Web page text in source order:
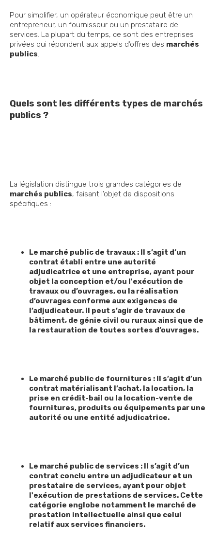
Pour simplifier, un opérateur économique peut être un
entrepreneur, un fournisseur ou un prestataire de
services. La plupart du temps, ce sont des entreprises
privées qui répondent aux appels d’offres des marchés
publics.
Quels sont les différents types de marchés
publics ?
La législation distingue trois grandes catégories de
marchés publics, faisant l’objet de dispositions
spécifiques :
Le marché public de travaux : Il s’agit d’un
contrat établi entre une autorité
adjudicatrice et une entreprise, ayant pour
objet la conception et/ou l'exécution de
travaux ou d’ouvrages, ou la réalisation
d’ouvrages conforme aux exigences de
l’adjudicateur. Il peut s’agir de travaux de
bâtiment, de génie civil ou ruraux ainsi que de
la restauration de toutes sortes d’ouvrages.
Le marché public de fournitures : Il s’agit d’un
contrat matérialisant l’achat, la location, la
prise en crédit-bail ou la location-vente de
fournitures, produits ou équipements par une
autorité ou une entité adjudicatrice.
Le marché public de services : Il s’agit d’un
contrat conclu entre un adjudicateur et un
prestataire de services, ayant pour objet
l'exécution de prestations de services. Cette
catégorie englobe notamment le marché de
prestation intellectuelle ainsi que celui
relatif aux services financiers.